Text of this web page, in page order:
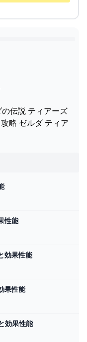
伝説 ティアーズ
略 ゼルダ ティア
性能
効果性能
果性能
効果性能